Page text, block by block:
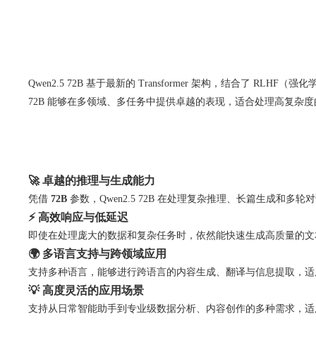
Qwen2.5 72B 基于最新的 Transformer 架构，结合了 RLHF（强
72B 能够在多领域、多任务中提供卓越的表现，适合处理高复杂
🚀 卓越的推理与生成能力
凭借 72B 参数，Qwen2.5 72B 在处理复杂推理、长篇生成和多轮
⚡ 高效响应与低延迟
即使在处理庞大的数据和复杂任务时，依然能快速生成高质量的
🌍 多语言支持与跨领域应用
支持多种语言，能够进行跨语言的内容生成、翻译与信息提取，
💡 高度灵活的应用场景
支持从日常智能助手到专业级数据分析、内容创作的多种需求，